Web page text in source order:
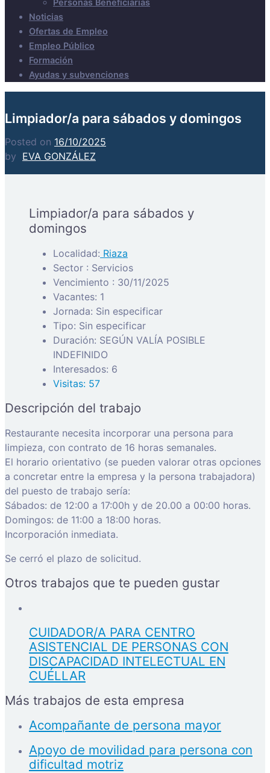
Personas Beneficiarias
Noticias
Ofertas de Empleo
Empleo Público
Formación
Ayudas y subvenciones
Limpiador/a para sábados y domingos
Posted on 16/10/2025
by EVA GONZÁLEZ
Limpiador/a para sábados y
domingos
Localidad: Riaza
Sector : Servicios
Vencimiento : 30/11/2025
Vacantes: 1
Jornada: Sin especificar
Tipo: Sin especificar
Duración: SEGÚN VALÍA POSIBLE
INDEFINIDO
Interesados: 6
Visitas: 57
Descripción del trabajo
Restaurante necesita incorporar una persona para
limpieza, con contrato de 16 horas semanales.
El horario orientativo (se pueden valorar otras opciones
a concretar entre la empresa y la persona trabajadora)
del puesto de trabajo sería:
Sábados: de 12:00 a 17:00h y de 20.00 a 00:00 horas.
Domingos: de 11:00 a 18:00 horas.
Incorporación inmediata.
Se cerró el plazo de solicitud.
Otros trabajos que te pueden gustar
CUIDADOR/A PARA CENTRO
ASISTENCIAL DE PERSONAS CON
DISCAPACIDAD INTELECTUAL EN
CUÉLLAR
Más trabajos de esta empresa
Acompañante de persona mayor
Apoyo de movilidad para persona con
dificultad motriz